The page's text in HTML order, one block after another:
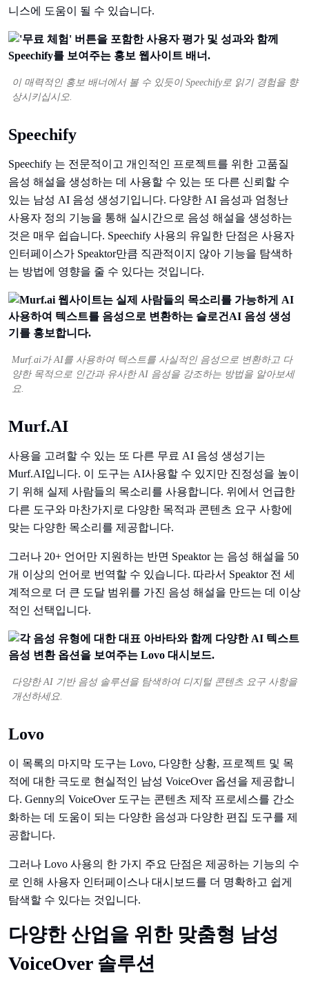
니스에 도움이 될 수 있습니다.
이 매력적인 홍보 배너에서 볼 수 있듯이 Speechify로 읽기 경험을 향
상시키십시오.
Speechify
Speechify 는 전문적이고 개인적인 프로젝트를 위한 고품질
음성 해설을 생성하는 데 사용할 수 있는 또 다른 신뢰할 수
있는 남성 AI 음성 생성기입니다. 다양한 AI 음성과 엄청난
사용자 정의 기능을 통해 실시간으로 음성 해설을 생성하는
것은 매우 쉽습니다. Speechify 사용의 유일한 단점은 사용자
인터페이스가 Speaktor만큼 직관적이지 않아 기능을 탐색하
는 방법에 영향을 줄 수 있다는 것입니다.
Murf.ai가 AI를 사용하여 텍스트를 사실적인 음성으로 변환하고 다
양한 목적으로 인간과 유사한 AI 음성을 강조하는 방법을 알아보세
요.
Murf.AI
사용을 고려할 수 있는 또 다른 무료 AI 음성 생성기는
Murf.AI입니다. 이 도구는 AI사용할 수 있지만 진정성을 높이
기 위해 실제 사람들의 목소리를 사용합니다. 위에서 언급한
다른 도구와 마찬가지로 다양한 목적과 콘텐츠 요구 사항에
맞는 다양한 목소리를 제공합니다.
그러나 20+ 언어만 지원하는 반면 Speaktor 는 음성 해설을 50
개 이상의 언어로 번역할 수 있습니다. 따라서 Speaktor 전 세
계적으로 더 큰 도달 범위를 가진 음성 해설을 만드는 데 이상
적인 선택입니다.
다양한 AI 기반 음성 솔루션을 탐색하여 디지털 콘텐츠 요구 사항을
개선하세요.
Lovo
이 목록의 마지막 도구는 Lovo, 다양한 상황, 프로젝트 및 목
적에 대한 극도로 현실적인 남성 VoiceOver 옵션을 제공합니
다. Genny의 VoiceOver 도구는 콘텐츠 제작 프로세스를 간소
화하는 데 도움이 되는 다양한 음성과 다양한 편집 도구를 제
공합니다.
그러나 Lovo 사용의 한 가지 주요 단점은 제공하는 기능의 수
로 인해 사용자 인터페이스나 대시보드를 더 명확하고 쉽게
탐색할 수 있다는 것입니다.
다양한 산업을 위한 맞춤형 남성
VoiceOver 솔루션